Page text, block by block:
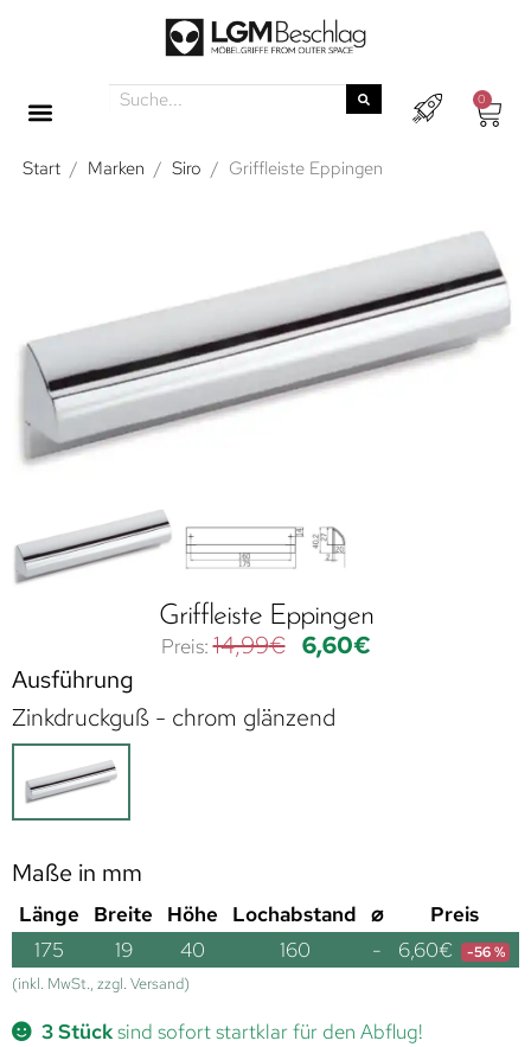
0
Start / Marken / Siro / Griffleiste Eppingen
Griffleiste Eppingen
14,99€ 6,60€
Ausführung
Zinkdruckguß - chrom glänzend
Maße in mm
Länge Breite Höhe Lochabstand ⌀
Preis
175
19 40 160 - 6,60€ -56 %
(inkl. MwSt., zzgl. Versand)
3 Stücksind sofort startklar für den Abflug!